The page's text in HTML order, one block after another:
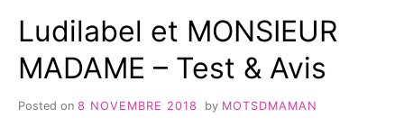
&
AVIS
Ludilabel et MONSIEUR
MADAME – Test & Avis
Posted on 8 NOVEMBRE 2018 by MOTSDMAMAN